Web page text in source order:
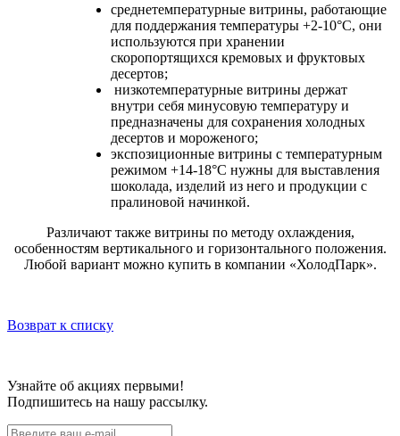
среднетемпературные витрины, работающие
для поддержания температуры +2-10°C, они
используются при хранении
скоропортящихся кремовых и фруктовых
десертов;
низкотемпературные витрины держат
внутри себя минусовую температуру и
предназначены для сохранения холодных
десертов и мороженого;
экспозиционные витрины с температурным
режимом +14-18°C нужны для выставления
шоколада, изделий из него и продукции с
пралиновой начинкой.
Различают также витрины по методу охлаждения,
особенностям вертикального и горизонтального положения.
Любой вариант можно купить в компании «ХолодПарк».
Возврат к списку
Узнайте об акциях первыми!
Подпишитесь на нашу рассылку.